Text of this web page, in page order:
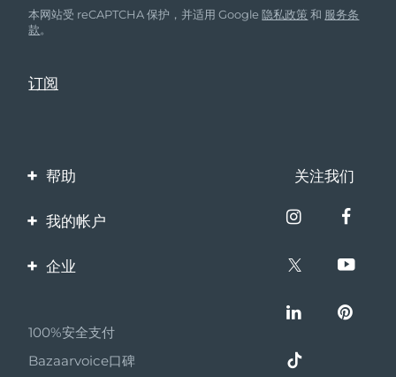
本网站受 reCAPTCHA 保护，并适用 Google隐私政策 和 服务条
款。
帮助
联系我们
保修与退换货
关注我们
我的帐户
产品注册
企业
伙伴计划
联盟新闻
100%安全支付
Bazaarvoice口碑